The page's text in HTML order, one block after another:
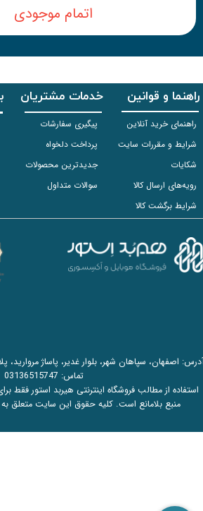
اتمام موجودی
راهنما و قوانین
راهنمای خرید آنلاین
شرایط و مقررات سایت
شکایات
رویه‌های ارسال کالا
شرایط برگشت کالا
خدمات مشتریان
پیگیری سفارشات
پرداخت دلخواه
جدیدترین محصولات
سوالات متداول
تماس: 03136515747
استفاده از مطالب فروشگاه اینترنتی هیربد استور فقط
منبع بلامانع است. کلیه حقوق این سایت متعلق